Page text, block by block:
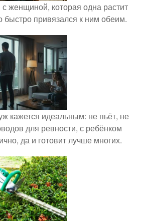
женщиной, которая одна растит
быстро привязался к ним обеим.
кажется идеальным: не пьёт, не
для ревности, с ребёнком
да и готовит лучше многих.